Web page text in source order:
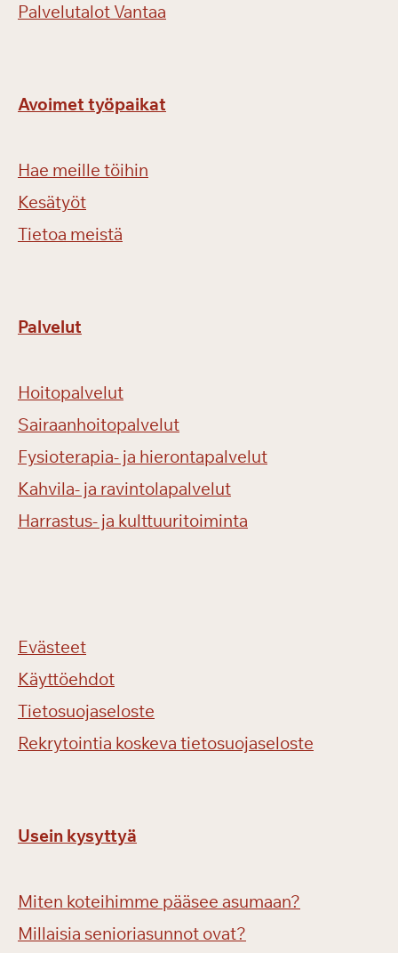
Palvelutalot Vantaa
Avoimet työpaikat
Hae meille töihin
Kesätyöt
Tietoa meistä
Palvelut
Hoitopalvelut
Sairaanhoitopalvelut
Fysioterapia- ja hierontapalvelut
Kahvila- ja ravintolapalvelut
Harrastus- ja kulttuuritoiminta
Evästeet
Käyttöehdot
Tietosuojaseloste
Rekrytointia koskeva tietosuojaseloste
Usein kysyttyä
Miten koteihimme pääsee asumaan?
Millaisia senioriasunnot ovat?